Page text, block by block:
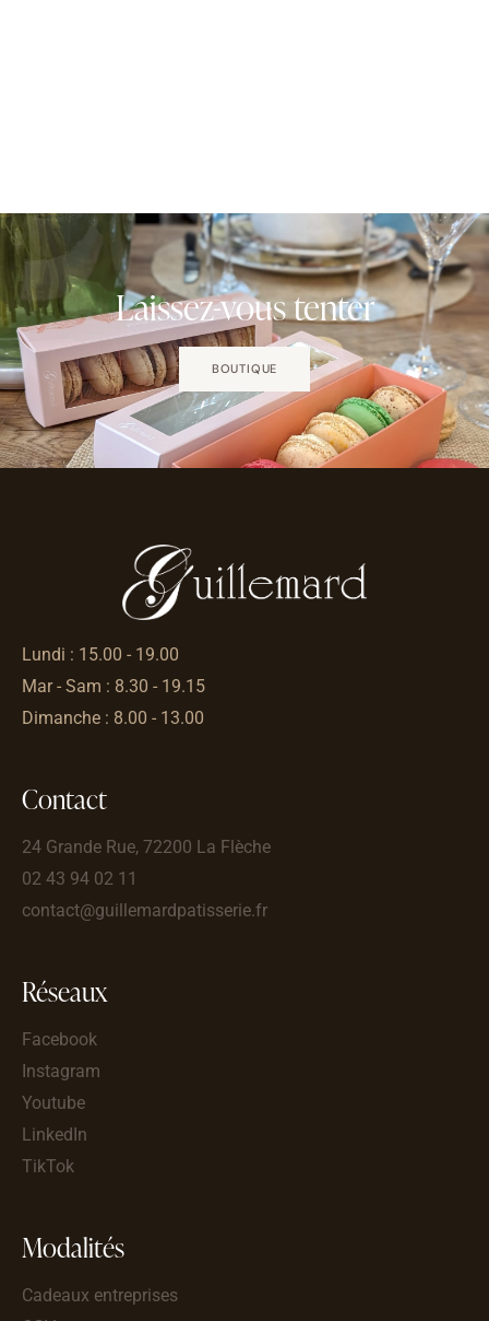
Laissez-vous tenter
BOUTIQUE
Lundi : 15.00 - 19.00
Mar - Sam : 8.30 - 19.15
Dimanche : 8.00 - 13.00
Contact
24 Grande Rue, 72200 La Flèche
02 43 94 02 11
contact@guillemardpatisserie.fr
Réseaux
Facebook
Instagram
Youtube
LinkedIn
TikTok
Modalités
Cadeaux entreprises